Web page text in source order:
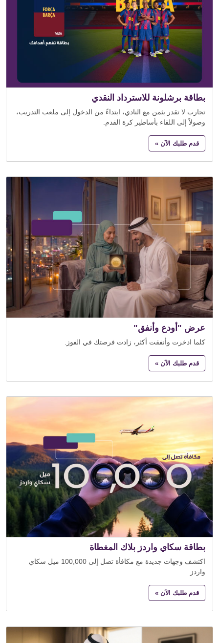
بطاقة برشلونة للاسترداد النقدي
تجارب لا تقدر بثمن مع النادي، ابتداءً من الدخول إلى ملعب التدريب،
وصولاً إلى اللقاء بأساطير كرة القدم.
قدم طلبك الآن »
عرض "أودع وأنفق"
كلما ادخرت وأنفقت أكثر، زادت فرصتك في الفوز.
قدم طلبك الآن »
بطاقة سكاي واردز بلاك المغطاة
اكتشف وجهات جديدة مع مكافأة تصل إلى 100,000 ميل سكاي
واردز
قدم طلبك الآن »